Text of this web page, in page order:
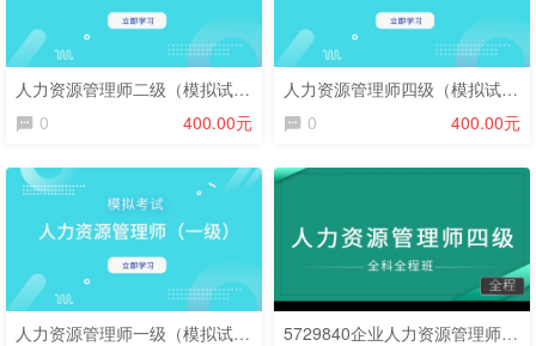
人力资源管理师二级（模拟试卷）
0
400.00元
人力资源管理师四级（模拟试卷）
0
400.00元
人力资源管理师一级（模拟试卷）
5729840企业人力资源管理师-专业技能（四级）D0019(课程精讲班)